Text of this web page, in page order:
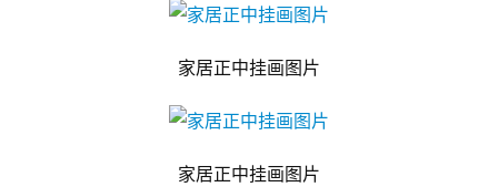
家居正中挂画图片
家居正中挂画图片